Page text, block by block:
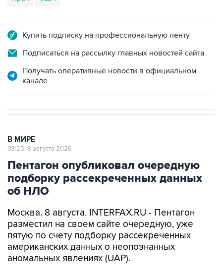
Подписаться на рассылку главных новостей сайта
Получать оперативные новости в официальном
Пентагон опубликовал очередную
подборку рассекреченных данных
об НЛО
Москва. 8 августа. INTERFAX.RU - Пентагон
пятую по счету подборку рассекреченных
американских данных о неопознанных
аномальных явлениях (UAP).
"Министерство войны публикует пятую часть